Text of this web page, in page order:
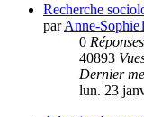
Recherche
parAnne-
0 Réponses
40893
Dernier
lun. 23